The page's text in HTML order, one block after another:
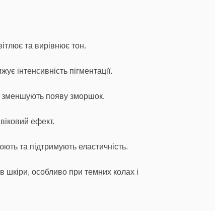
та вирівнює тон.
інтенсивність пігментації.
появу зморшок.
ефект.
та підтримують еластичність.
шкіри, особливо при темних колах і